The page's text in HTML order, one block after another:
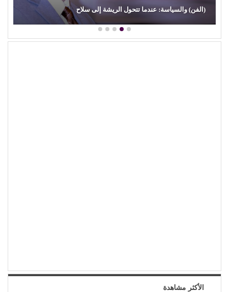
(الفن) والسياسة: عندما تتحول الريشة إلى سلاح
الأكثر مشاهدة